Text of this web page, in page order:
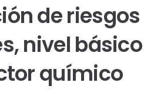
de riesgos
nivel básico
químico